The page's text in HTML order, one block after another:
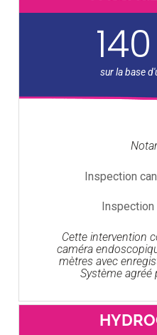
Inspection
Cette intervention
caméra
mètres avec
Système agréé